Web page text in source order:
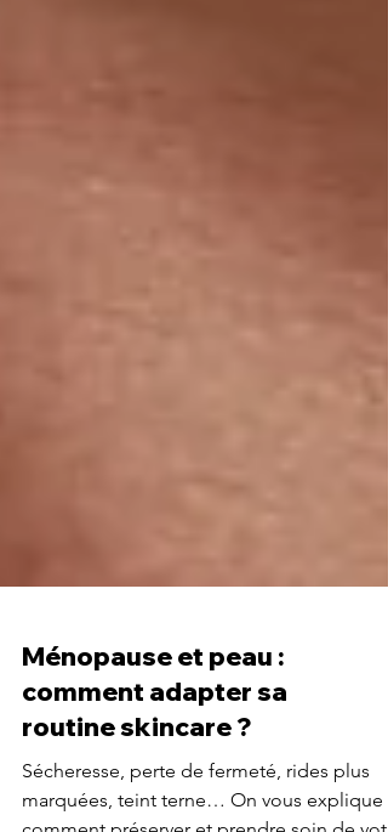
Ménopause et peau :
comment adapter sa
routine skincare ?
Sécheresse, perte de fermeté, rides plus